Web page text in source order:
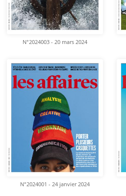
N°2024003 - 20 mars 2024
N°2024001 - 24 janvier 2024